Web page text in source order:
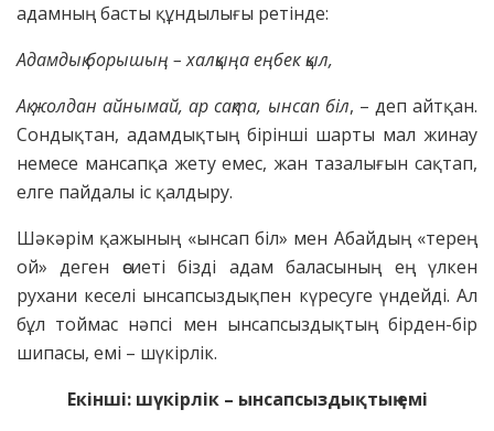
адамның басты құндылығы ретінде:
Адамдық борышың – халқыңа еңбек қыл,
Ақ жолдан айнымай, ар сақта, ынсап біл, – деп айтқан.
Сондықтан, адамдықтың бірінші шарты мал жинау
немесе мансапқа жету емес, жан тазалығын сақтап,
елге пайдалы іс қалдыру.
Шәкәрім қажының «ынсап біл» мен Абайдың «терең
ой» деген өсиеті бізді адам баласының ең үлкен
рухани кеселі ынсапсыздықпен күресуге үндейді. Ал
бұл тоймас нәпсі мен ынсапсыздықтың бірден-бір
шипасы, емі – шүкірлік.
Екінші: шүкірлік – ынсапсыздықтың емі